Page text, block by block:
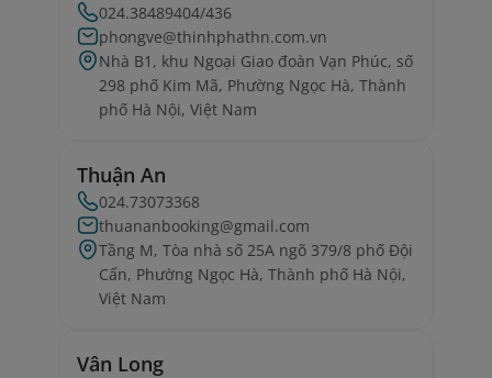
024.38489404/436
phongve@thinhphathn.com.vn
Nhà B1, khu Ngoại Giao đoàn Vạn Phúc, số
298 phố Kim Mã, Phường Ngọc Hà, Thành
phố Hà Nội, Việt Nam
Thuận An
024.73073368
thuananbooking@gmail.com
Tầng M, Tòa nhà số 25A ngõ 379/8 phố Đội
Cấn, Phường Ngọc Hà, Thành phố Hà Nội,
Việt Nam
Vân Long